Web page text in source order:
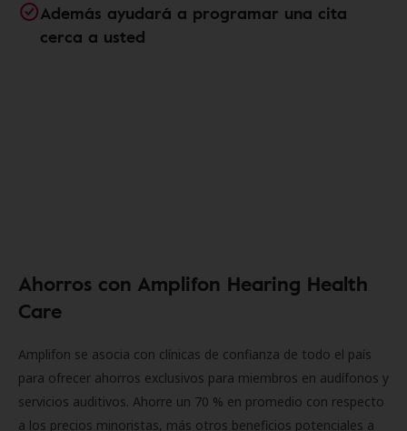
Además ayudará a programar una cita
cerca a usted
Ahorros con Amplifon Hearing Health
Care
Amplifon se asocia con clínicas de confianza de todo el país
para ofrecer ahorros exclusivos para miembros en audífonos y
servicios auditivos. Ahorre un 70 % en promedio con respecto
a los precios minoristas, más otros beneficios potenciales a